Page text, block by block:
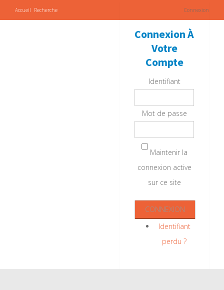
Accueil Recherche Connexion
Connexion À
Votre
Compte
Identifiant
Mot de passe
Maintenir la
connexion active
sur ce site
Identifiant
perdu ?